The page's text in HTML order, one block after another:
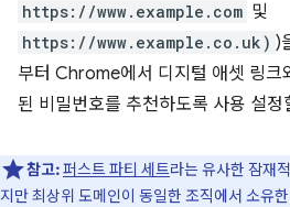
https://www.example.com 및
https://www.example.co.uk) )
부터 Chrome에서 디지털 애셋 링크
된 비밀번호를 추천하도록 사용 설정
참고:퍼스트 파티 세트라는 유사한 잠재
지만 최상위 도메인이 동일한 조직에서 소유